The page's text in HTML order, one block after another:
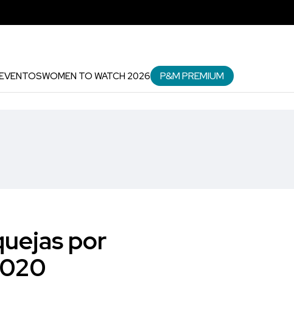
WOMEN TO WATCH 2026 P&M PREMIUM
por